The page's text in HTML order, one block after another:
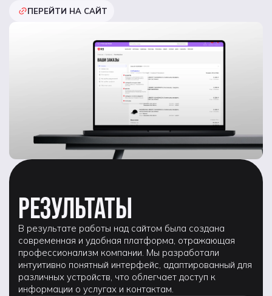
ПЕРЕЙТИ НА САЙТ
РЕЗУЛЬТАТЫ
В результате работы над сайтом была создана
современная и удобная платформа, отражающая
профессионализм компании. Мы разработали
интуитивно понятный интерфейс, адаптированный для
различных устройств, что облегчает доступ к
информации о услугах и контактам.